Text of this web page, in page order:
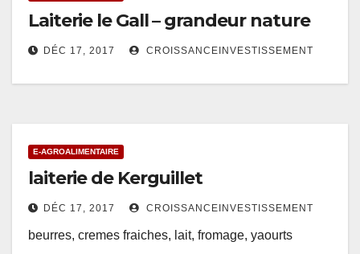
Laiterie le Gall – grandeur nature
DÉC 17, 2017 CROISSANCEINVESTISSEMENT
E-AGROALIMENTAIRE
laiterie de Kerguillet
DÉC 17, 2017 CROISSANCEINVESTISSEMENT
beurres, cremes fraiches, lait, fromage, yaourts